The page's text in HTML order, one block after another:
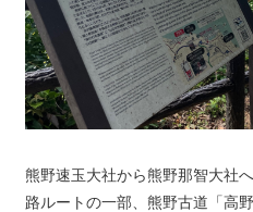
熊野速玉大社から熊野那智大社
路ルートの一部、熊野古道「高野